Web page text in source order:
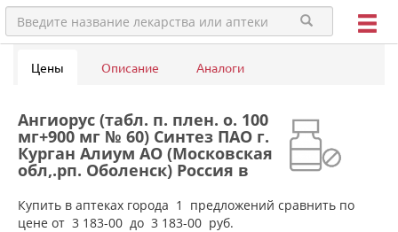
Цены Описание Аналоги
Ангиорус (табл. п. плен. о. 100
мг+900 мг № 60) Синтез ПАО г.
Курган Алиум АО (Московская
обл,.рп. Оболенск) Россия в
аптеках города Ивделя
Купить в аптеках города 1
предложений сравнить по
цене от 3 183-00 до 3 183-00 руб.